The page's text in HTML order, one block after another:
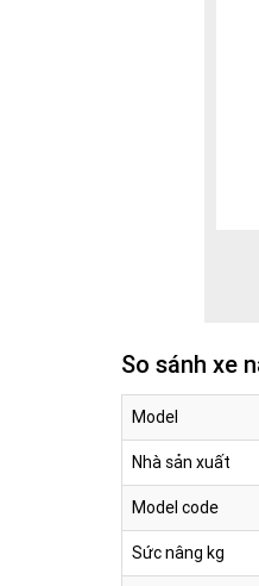
So sánh xe
Model
Nhà sản xuất
Model code
Sức nâng kg